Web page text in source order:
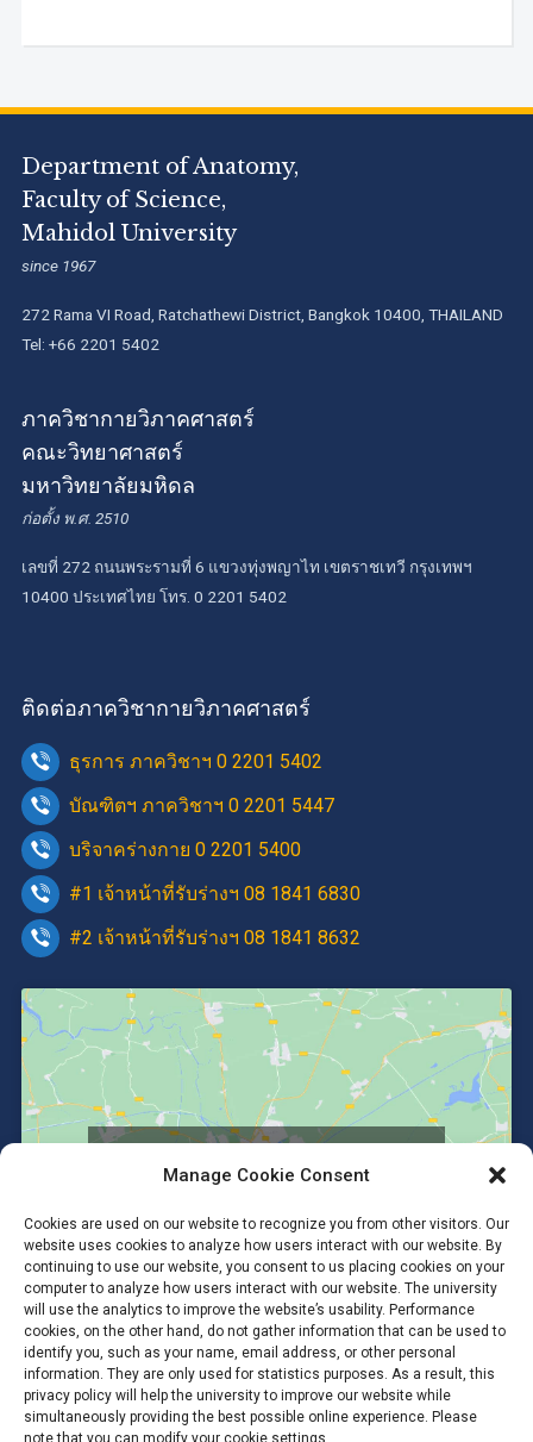
Manage Cookie Consent
Cookies are used on our website to recognize you from other visitors. Our
website uses cookies to analyze how users interact with our website. By
continuing to use our website, you consent to us placing cookies on your
computer to analyze how users interact with our website. The university
will use the analytics to improve the website’s usability. Performance
cookies, on the other hand, do not gather information that can be used to
identify you, such as your name, email address, or other personal
information. They are only used for statistics purposes. As a result, this
privacy policy will help the university to improve our website while
simultaneously providing the best possible online experience. Please
note that you can modify your cookie settings.
Department of Anatomy,
Faculty of Science,
Mahidol University
since 1967
272 Rama VI Road, Ratchathewi District, Bangkok 10400, THAILAND
Tel: +66 2201 5402
ภาควิชากายวิภาคศาสตร์
คณะวิทยาศาสตร์
มหาวิทยาลัยมหิดล
ก่อตั้ง พ.ศ. 2510
เลขที่ 272 ถนนพระรามที่ 6 แขวงทุ่งพญาไท เขตราชเทวี กรุงเทพฯ
10400 ประเทศไทย โทร. 0 2201 5402
ติดต่อภาควิชากายวิภาคศาสตร์
ธุรการ ภาควิชาฯ 0 2201 5402
บัณฑิตฯ ภาควิชาฯ 0 2201 5447
บริจาคร่างกาย 0 2201 5400
#1 เจ้าหน้าที่รับร่างฯ 08 1841 6830
#2 เจ้าหน้าที่รับร่างฯ 08 1841 8632
enable this content